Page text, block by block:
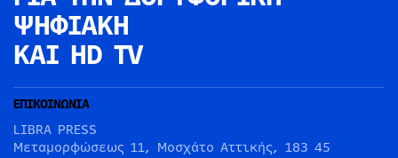
ΨΗΦΙΑΚΗ
ΚΑΙ HD TV
ΕΠΙΚΟΙΝΩΝΙΑ
LIBRA PRESS
Μεταμορφώσεως 11, Μοσχάτο Αττικής, 183 45